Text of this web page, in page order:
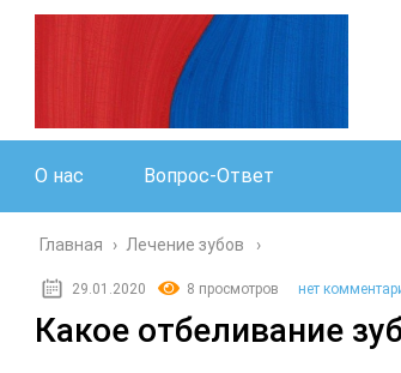
О нас Вопрос-Ответ
Главная › Лечение зубов
29.01.2020 8 просмотров нет
Какое отбеливание